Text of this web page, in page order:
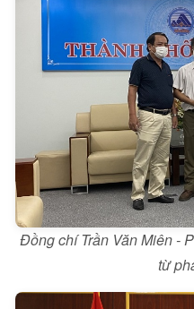
Đồng chí Trần Văn Miên -
từ